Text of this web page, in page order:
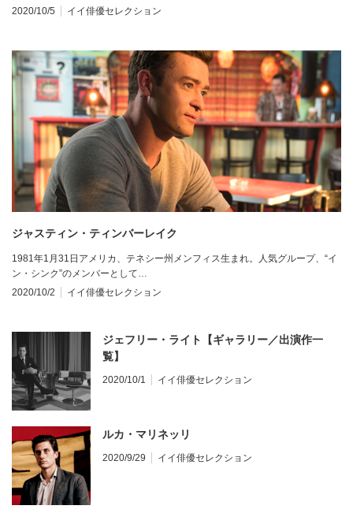
2020/10/5
イイ俳優セレクション
ジャスティン・ティンバーレイク
1981年1月31日アメリカ、テネシー州メンフィス生まれ。人気グループ、“イ
ン・シンク”のメンバーとして…
2020/10/2
イイ俳優セレクション
ジェフリー・ライト【ギャラリー／出演作一
覧】
2020/10/1 イイ俳優セレクション
ルカ・マリネッリ
2020/9/29 イイ俳優セレクション